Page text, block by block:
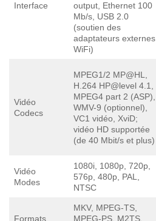
Interface
output, Ethernet 100
Mb/s, USB 2.0
(soutien des
adaptateurs externes
WiFi)
Vidéo
Codecs
MPEG1/2 MP@HL,
H.264 HP@level 4.1,
MPEG4 part 2 (ASP),
WMV-9 (optionnel),
VC1 vidéo, XviD;
vidéo HD supportée
(de 40 Mbit/s et plus)
Vidéo
Modes
1080i, 1080p, 720p,
576p, 480р, PAL,
NTSC
Formats
MKV, MPEG-TS,
MPEG-PS, M2TS,